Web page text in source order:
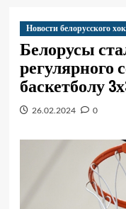
Новости белорусского
Белорусы
регулярного
баскетболу
26.02.2024 0